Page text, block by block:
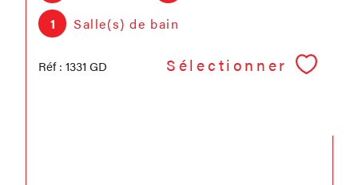
1
Salle(s) de bain
Réf : 1331 GD Sélectionner